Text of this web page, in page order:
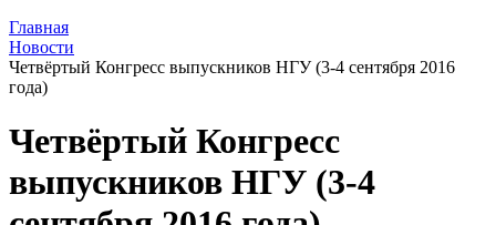
Главная
Новости
Четвёртый Конгресс выпускников НГУ (3-4 сентября 2016
года)
Четвёртый Конгресс
выпускников НГУ (3-4